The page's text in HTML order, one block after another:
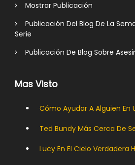
Mostrar Publicación
Publicación Del Blog De La
Serie
Publicación De Blog Sobre
Mas Visto
Cómo Ayudar A Alguien En
Ted Bundy Más Cerca De
Lucy En El Cielo Verdadera